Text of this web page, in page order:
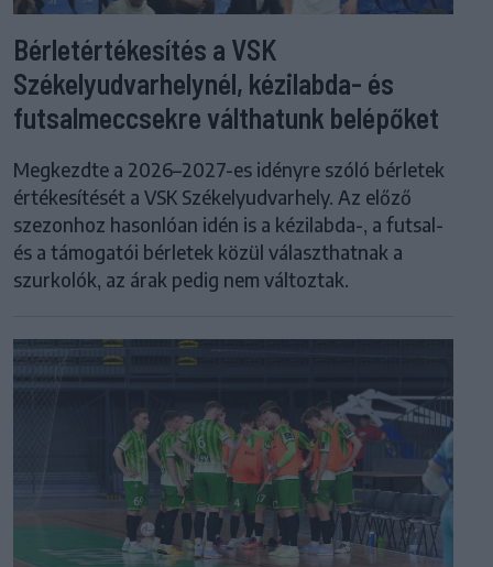
Bérletértékesítés a VSK
Székelyudvarhelynél, kézilabda- és
futsalmeccsekre válthatunk belépőket
Megkezdte a 2026–2027-es idényre szóló bérletek
értékesítését a VSK Székelyudvarhely. Az előző
szezonhoz hasonlóan idén is a kézilabda-, a futsal-
és a támogatói bérletek közül választhatnak a
szurkolók, az árak pedig nem változtak.